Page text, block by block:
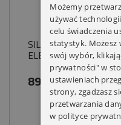
SILNIK SIMU T5
ELEKTRONICZNE
899,00 zł
Możemy
używać
celu świadczenia
statystyk. Możesz
swój wybór,
prywatności" w
ustawieniach
strony, zgadzasz
przetwarzania
w polityce